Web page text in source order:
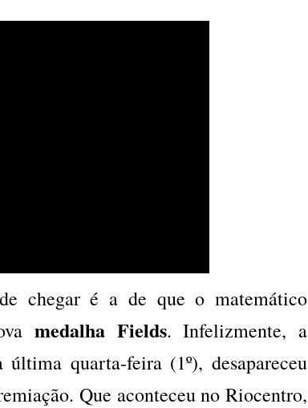
chegar é a de que o matemático
medalha Fields. Infelizmente, a
quarta-feira (1º), desapareceu
Que aconteceu no Riocentro,